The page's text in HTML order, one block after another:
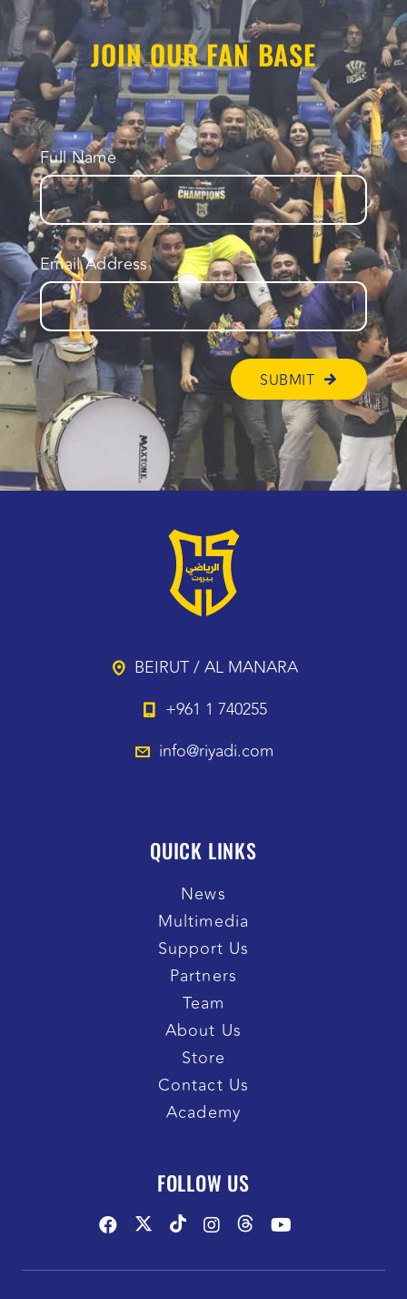
JOIN OUR FAN BASE
Full Name
Email Address
BEIRUT / AL MANARA
+961 1 740255
info@riyadi.com
QUICK LINKS
News
Multimedia
Support Us
Partners
Team
About Us
Store
Contact Us
Academy
FOLLOW US